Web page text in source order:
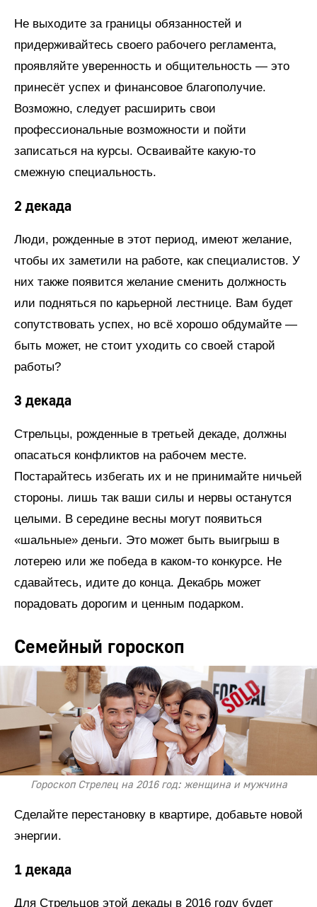
Не выходите за границы обязанностей и
придерживайтесь своего рабочего регламента,
проявляйте уверенность и общительность — это
принесёт успех и финансовое благополучие.
Возможно, следует расширить свои
профессиональные возможности и пойти
записаться на курсы. Осваивайте какую-то
смежную специальность.
2 декада
Люди, рожденные в этот период, имеют желание,
чтобы их заметили на работе, как специалистов. У
них также появится желание сменить должность
или подняться по карьерной лестнице. Вам будет
сопутствовать успех, но всё хорошо обдумайте —
быть может, не стоит уходить со своей старой
работы?
3 декада
Стрельцы, рожденные в третьей декаде, должны
опасаться конфликтов на рабочем месте.
Постарайтесь избегать их и не принимайте ничьей
стороны. лишь так ваши силы и нервы останутся
целыми. В середине весны могут появиться
«шальные» деньги. Это может быть выигрыш в
лотерею или же победа в каком-то конкурсе. Не
сдавайтесь, идите до конца. Декабрь может
порадовать дорогим и ценным подарком.
Семейный гороскоп
Гороскоп Стрелец на 2016 год: женщина и мужчина
Сделайте перестановку в квартире, добавьте новой
энергии.
1 декада
Для Стрельцов этой декады в 2016 году будет